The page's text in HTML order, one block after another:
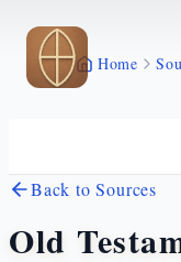
Skip to main content
Home
Back to Sources
Old